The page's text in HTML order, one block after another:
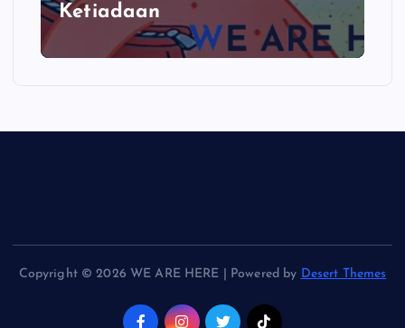
Ketiadaan
Copyright © 2026 WE ARE HERE | Powered by Desert Themes